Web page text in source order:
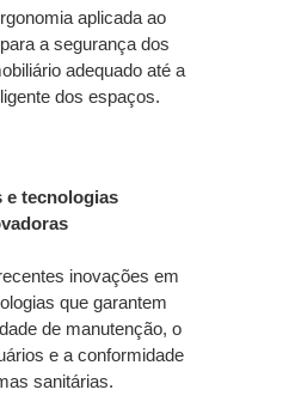
aplicada ao
a segurança dos
adequado até a
dos espaços.
e tecnologias
inovações em
que garantem
de manutenção, o
e a conformidade
sanitárias.